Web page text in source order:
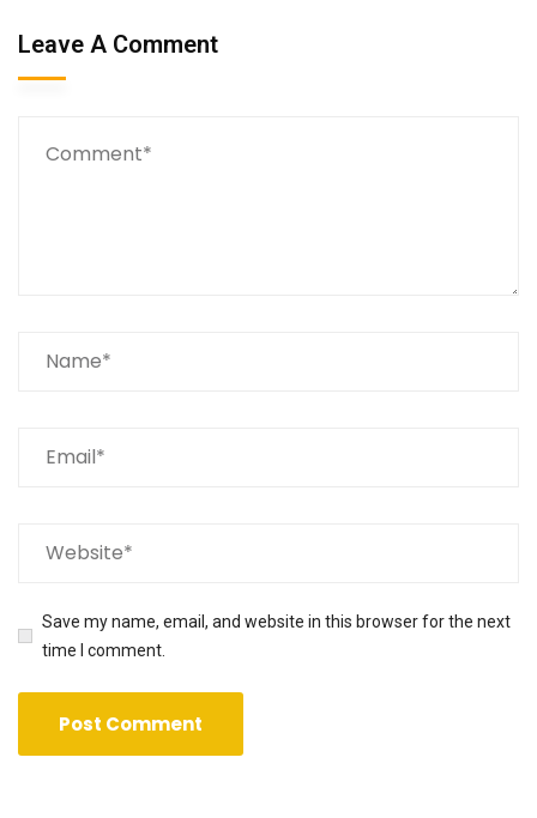
Leave A Comment
Save my name, email, and website in this browser for the next
time I comment.